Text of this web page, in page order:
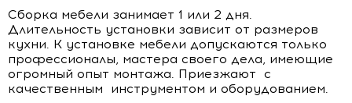
Сборка мебели занимает 1 или 2 дня.
Длительность установки зависит от размеров
кухни. К установке мебели допускаются только
профессионалы, мастера своего дела, имеющие
огромный опыт монтажа. Приезжают с
качественным инструментом и оборудованием.